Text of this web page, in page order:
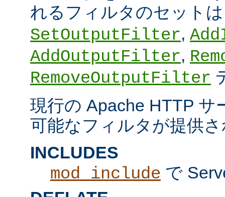
れるフィルタのセット
SetOutputFilter,
AddOutputFilter,
RemoveOutputFilter
現行の Apache HTTP サ
可能なフィルタが提供
INCLUDES
mod_include で